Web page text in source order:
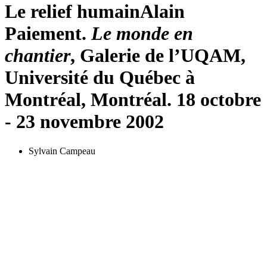
Le relief humainAlain
Paiement. Le monde en
chantier, Galerie de l’UQAM,
Université du Québec à
Montréal, Montréal. 18 octobre
- 23 novembre 2002
Sylvain Campeau